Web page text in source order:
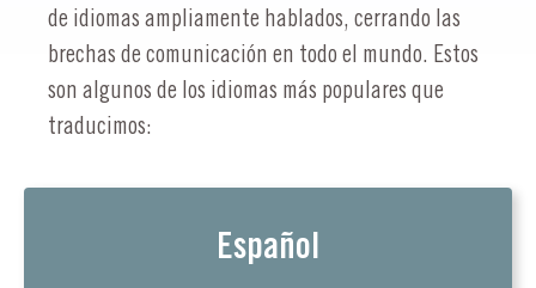
de idiomas ampliamente hablados, cerrando las
brechas de comunicación en todo el mundo. Estos
son algunos de los idiomas más populares que
traducimos:
Español